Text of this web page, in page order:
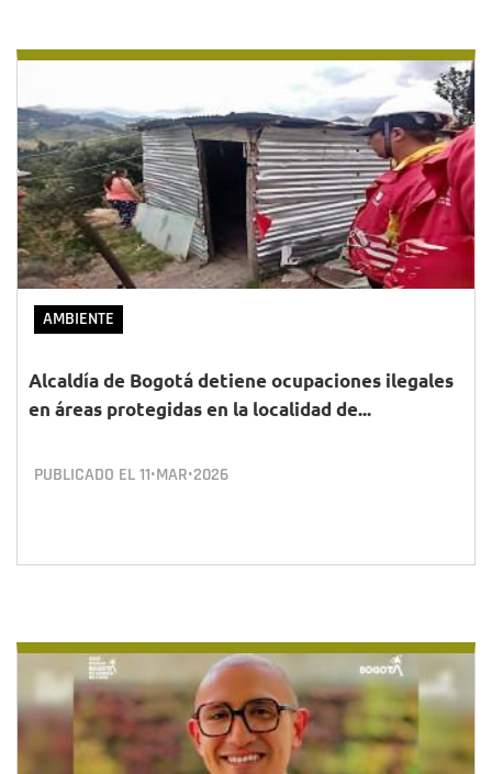
AMBIENTE
Alcaldía de Bogotá detiene ocupaciones ilegales
en áreas protegidas en la localidad de...
PUBLICADO EL11•MAR•2026